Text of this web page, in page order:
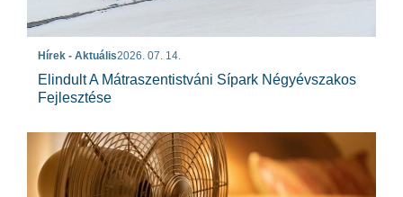
Hírek - Aktuális2026. 07. 14.
Elindult A Mátraszentistváni Sípark Négyévszakos
Fejlesztése